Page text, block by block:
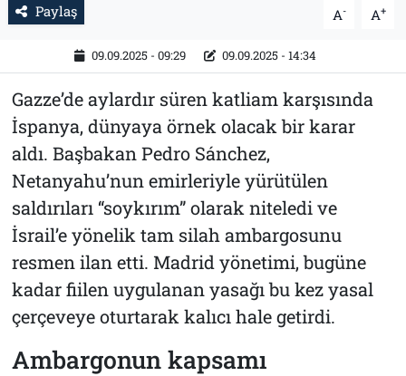
Paylaş A- A+
09.09.2025 - 09:29 09.09.2025 - 14:34
Gazze’de aylardır süren katliam karşısında
İspanya, dünyaya örnek olacak bir karar
aldı. Başbakan Pedro Sánchez,
Netanyahu’nun emirleriyle yürütülen
saldırıları “soykırım” olarak niteledi ve
İsrail’e yönelik tam silah ambargosunu
resmen ilan etti. Madrid yönetimi, bugüne
kadar fiilen uygulanan yasağı bu kez yasal
çerçeveye oturtarak kalıcı hale getirdi.
Ambargonun kapsamı